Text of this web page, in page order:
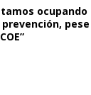
ocupando